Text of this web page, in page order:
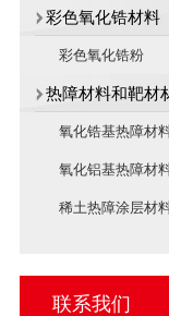
彩色氧化锆材料
彩色氧化锆粉
热障材料和靶材
氧化锆基热障材
氧化铝基热障材
稀土热障涂层材
联系我们